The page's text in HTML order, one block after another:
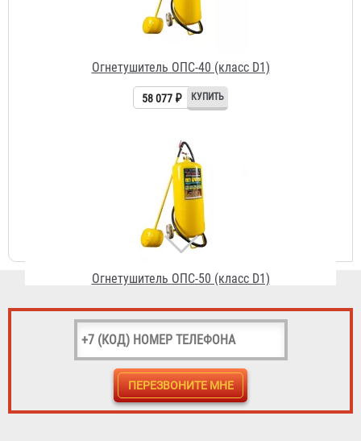
Огнетушитель ОПС-50 (класс D1)
54 703 ₽
Огнетушитель ОПС-70 (класс D1)
88 892 ₽